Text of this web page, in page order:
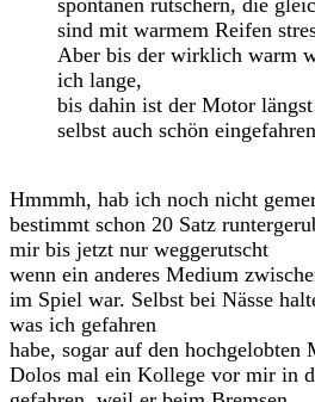
spontanen rutschern, die
sind mit warmem Reifen
Aber bis der wirklich warm
ich lange,
bis dahin ist der Motor
selbst auch schön
Hmmmh, hab ich noch nicht
bestimmt schon 20 Satz
mir bis jetzt nur weggerutscht
wenn ein anderes Medium
im Spiel war. Selbst bei Nässe
was ich gefahren
habe, sogar auf den
Dolos mal ein Kollege vor mir in